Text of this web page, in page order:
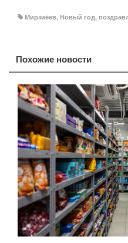
Мирзиёев, Новый год,
Похожие новости